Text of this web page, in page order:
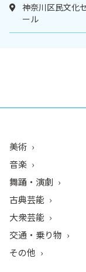
神奈川区民文化
ール
美術
音楽
舞踊・演劇
古典芸能
大衆芸能
交通・乗り物
その他